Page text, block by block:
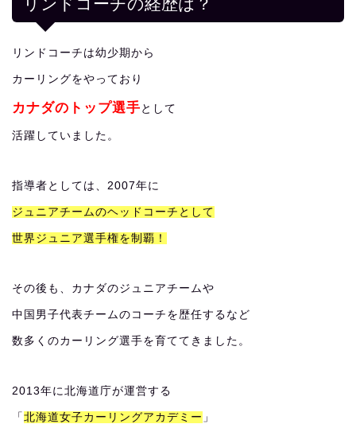
リンドコーチは幼少期から
カーリングをやっており
カナダのトップ選手 として
活躍していました。
指導者としては、2007年に
ジュニアチームのヘッドコーチとして
世界ジュニア選手権を制覇！
その後も、カナダのジュニアチームや
中国男子代表チームのコーチを歴任するなど
数多くのカーリング選手を育ててきました。
2013年に北海道庁が運営する
「 北海道女子カーリングアカデミー 」